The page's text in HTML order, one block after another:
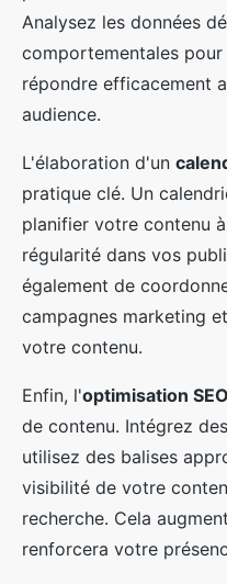
Analysez les données
comportementales
répondre efficacement
audience.
L'élaboration d'un
pratique clé. Un
planifier votre contenu
régularité dans vos
également de
campagnes marketing
votre contenu.
Enfin, l'optimisation SEO
de contenu. Intégrez
utilisez des balises
visibilité de votre
recherche. Cela
renforcera votre